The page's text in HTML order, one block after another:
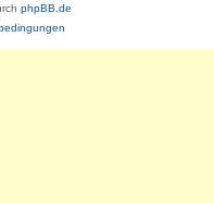
phpBB.de